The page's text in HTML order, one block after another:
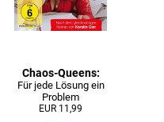
Chaos-Queens:
Für jede Lösung ein
Problem
EUR 11,99